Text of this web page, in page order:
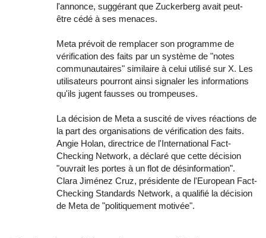
l'annonce, suggérant que Zuckerberg avait peut-
être cédé à ses menaces.
Meta prévoit de remplacer son programme de
vérification des faits par un système de "notes
communautaires" similaire à celui utilisé sur X. Les
utilisateurs pourront ainsi signaler les informations
qu'ils jugent fausses ou trompeuses.
La décision de Meta a suscité de vives réactions de
la part des organisations de vérification des faits.
Angie Holan, directrice de l'International Fact-
Checking Network, a déclaré que cette décision
"ouvrait les portes à un flot de désinformation".
Clara Jiménez Cruz, présidente de l'European Fact-
Checking Standards Network, a qualifié la décision
de Meta de "politiquement motivée".